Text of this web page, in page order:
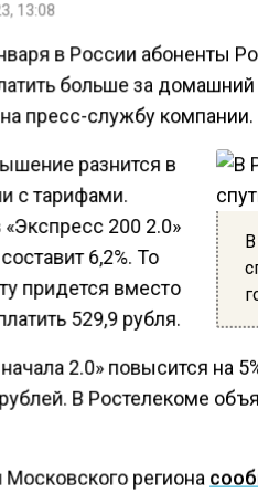
13:08
в России абоненты
больше за
пресс-службу компании.
разнится в
с тарифами.
200 2.0»
6,2%. То
придется вместо
529,9 рубля.
2.0» повысится на
В Ростелекоме
Московского региона